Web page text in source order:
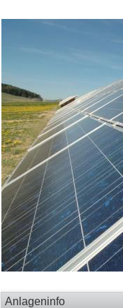
Anlageninfo